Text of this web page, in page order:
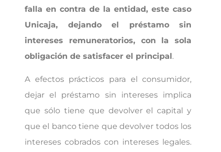
falla en contra de la entidad, este caso
Unicaja, dejando el préstamo sin
intereses remuneratorios, con la sola
obligación de satisfacer el principal .
A efectos prácticos para el consumidor,
dejar el préstamo sin intereses implica
que sólo tiene que devolver el capital y
que el banco tiene que devolver todos los
intereses cobrados con intereses legales.